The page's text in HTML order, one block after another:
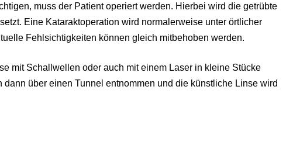
muss der Patient operiert werden. Hierbei wird die getrübte
Eine Kataraktoperation wird normalerweise unter örtlicher
Fehlsichtigkeiten können gleich mitbehoben werden.
mit Schallwellen oder auch mit einem Laser in kleine Stücke
über einen Tunnel entnommen und die künstliche Linse wird